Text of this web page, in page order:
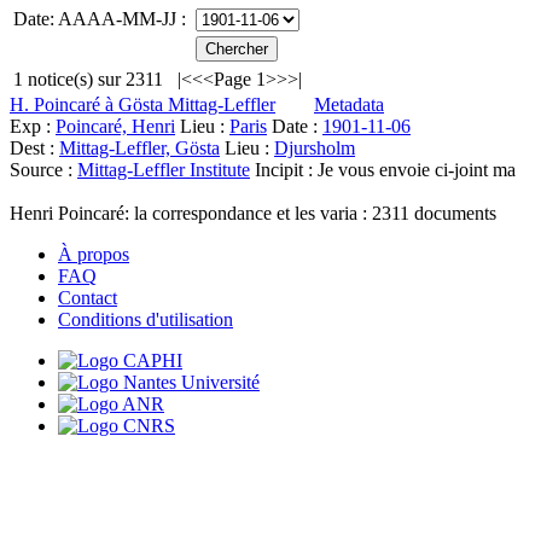
Date: AAAA-MM-JJ :
1 notice(s) sur 2311 |<<<Page 1>>>|
H. Poincaré à Gösta Mittag-Leffler
Metadata
Exp : Poincaré, Henri Lieu : Paris Date : 1901-11-06
Dest : Mittag-Leffler, Gösta Lieu : Djursholm
Source : Mittag-Leffler Institute Incipit : Je vous envoie ci-joint ma
Henri Poincaré: la correspondance et les varia : 2311 documents
À propos
FAQ
Contact
Conditions d'utilisation